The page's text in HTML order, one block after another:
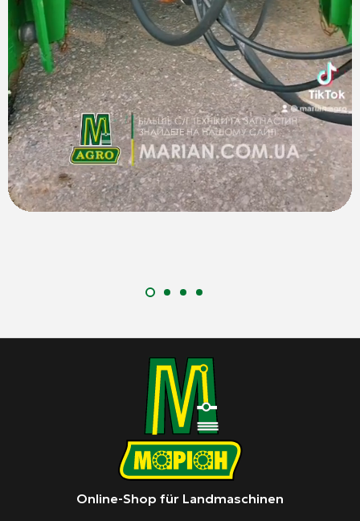
Online-Shop für Landmaschinen